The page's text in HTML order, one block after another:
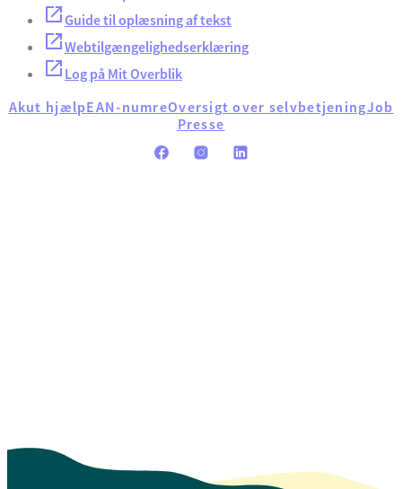
Guide til oplæsning af tekst
Webtilgængelighedserklæring
Log på Mit Overblik
Akut hjælpEAN-numreOversigt over selvbetjeningJob
Presse